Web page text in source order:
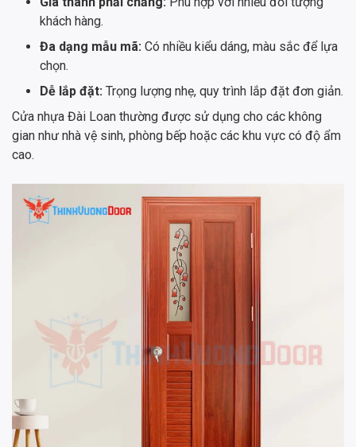
khách hàng.
Đa dạng mẫu mã: Có nhiều kiểu dáng, màu sắc để lựa
chọn.
Dễ lắp đặt: Trọng lượng nhẹ, quy trình lắp đặt đơn giản.
Cửa nhựa Đài Loan thường được sử dụng cho các không
gian như nhà vệ sinh, phòng bếp hoặc các khu vực có độ ẩm
cao.